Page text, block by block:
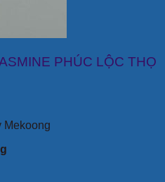
PHÚC LỘC THỌ
Mekoong